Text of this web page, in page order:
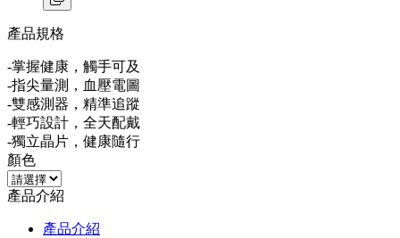
產品規格
-掌握健康，觸手可及
-指尖量測，血壓電圖
-雙感測器，精準追蹤
-輕巧設計，全天配戴
-獨立晶片，健康隨行
顏色
產品介紹
產品介紹